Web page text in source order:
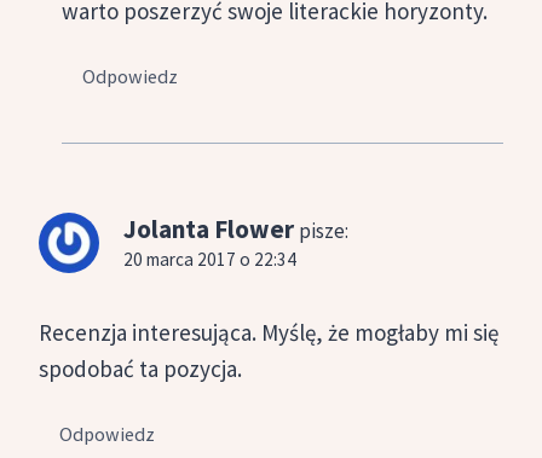
warto poszerzyć swoje literackie horyzonty.
Odpowiedz
Jolanta Flower pisze:
20 marca 2017 o 22:34
Recenzja interesująca. Myślę, że mogłaby mi się
spodobać ta pozycja.
Odpowiedz